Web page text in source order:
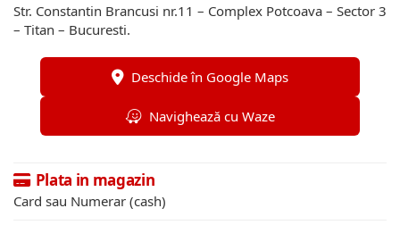
Str. Constantin Brancusi nr.11 – Complex Potcoava – Sector 3
– Titan – Bucuresti.
Deschide în Google Maps
Navighează cu Waze
Plata in magazin
Card sau Numerar (cash)